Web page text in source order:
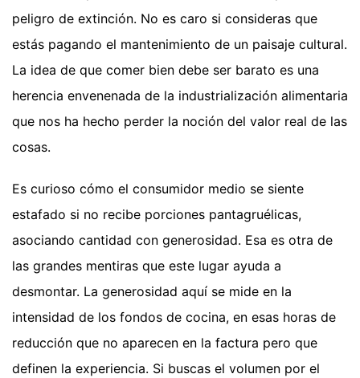
peligro de extinción. No es caro si consideras que
estás pagando el mantenimiento de un paisaje cultural.
La idea de que comer bien debe ser barato es una
herencia envenenada de la industrialización alimentaria
que nos ha hecho perder la noción del valor real de las
cosas.
Es curioso cómo el consumidor medio se siente
estafado si no recibe porciones pantagruélicas,
asociando cantidad con generosidad. Esa es otra de
las grandes mentiras que este lugar ayuda a
desmontar. La generosidad aquí se mide en la
intensidad de los fondos de cocina, en esas horas de
reducción que no aparecen en la factura pero que
definen la experiencia. Si buscas el volumen por el